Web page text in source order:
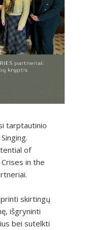
tarptautinio
of
in the
skirtingų
išgryninti
bei sutelkti